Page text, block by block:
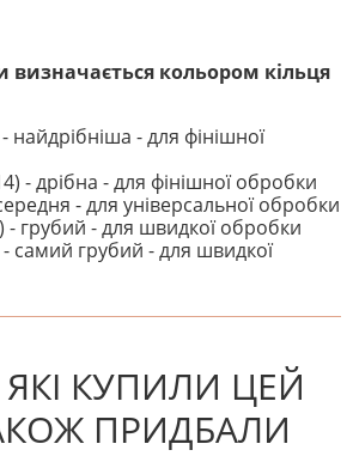
визначається кольором кільця
найдрібніша - для фінішної
- дрібна - для фінішної обробки
- для універсальної обробки
- грубий - для швидкої обробки
самий грубий - для швидкої
Ви
КУПИЛИ ЦЕЙ
ПРИДБАЛИ